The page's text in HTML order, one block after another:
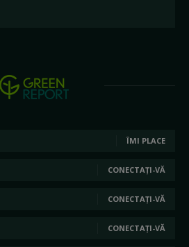
ÎMI PLACE
CONECTAȚI-VĂ
CONECTAȚI-VĂ
CONECTAȚI-VĂ